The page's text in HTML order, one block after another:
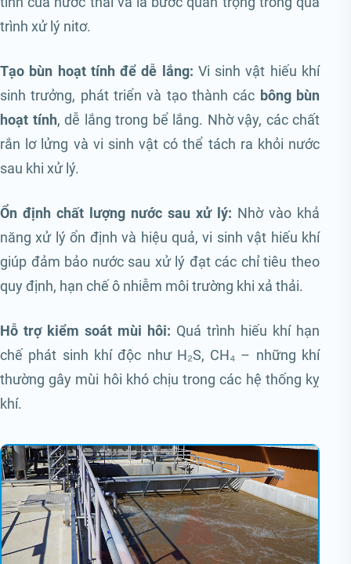
trình xử lý nitơ.
Tạo bùn hoạt tính để dễ lắng: Vi sinh vật hiếu khí
sinh trưởng, phát triển và tạo thành các bông bùn
hoạt tính, dễ lắng trong bể lắng. Nhờ vậy, các chất
rắn lơ lửng và vi sinh vật có thể tách ra khỏi nước
sau khi xử lý.
Ổn định chất lượng nước sau xử lý: Nhờ vào khả
năng xử lý ổn định và hiệu quả, vi sinh vật hiếu khí
giúp đảm bảo nước sau xử lý đạt các chỉ tiêu theo
quy định, hạn chế ô nhiễm môi trường khi xả thải.
Hỗ trợ kiểm soát mùi hôi: Quá trình hiếu khí hạn
chế phát sinh khí độc như H₂S, CH₄ – những khí
thường gây mùi hôi khó chịu trong các hệ thống kỵ
khí.